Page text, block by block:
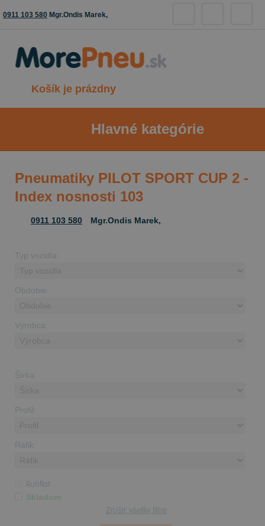
0911 103 580 Mgr.Ondis Marek,
Košík je prázdny
Hlavné kategórie
Pneumatiky PILOT SPORT CUP 2 -
Index nosnosti 103
0911 103 580 Mgr.Ondis Marek,
Typ vozidla:
Obdobie:
Výrobca:
Šírka:
Profil:
Ráfik:
Runflat
Skladom
Zrušiť všetky filtre